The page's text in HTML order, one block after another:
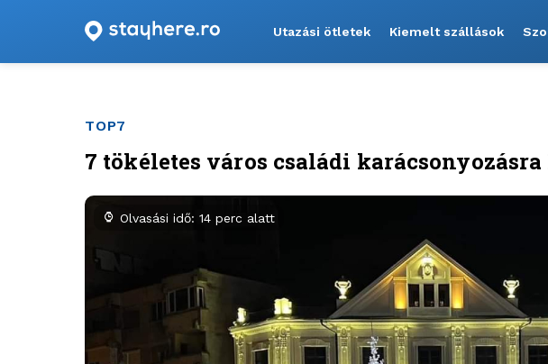
Utazási ötletek Kiemelt szállások
TOP7
7 tökéletes város családi
Olvasási idő: 14 perc alatt